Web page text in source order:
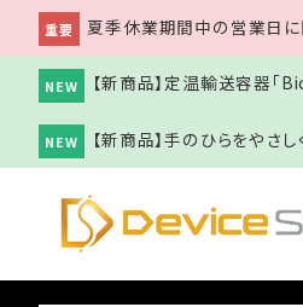
重要 夏季休業期間中の営業日に
NEW 【新商品】定温輸送容器「
NEW 【新商品】手のひらをやさ